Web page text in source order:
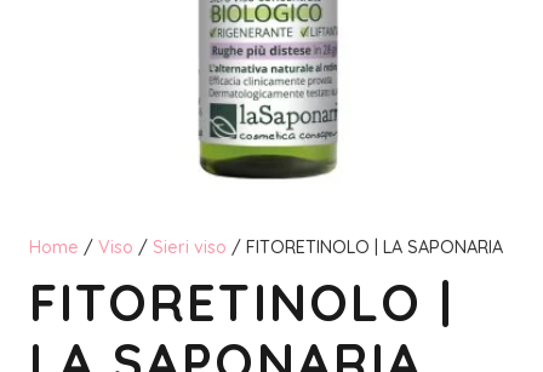
Home / Viso / Sieri viso / FITORETINOLO | LA SAPONARIA
FITORETINOLO |